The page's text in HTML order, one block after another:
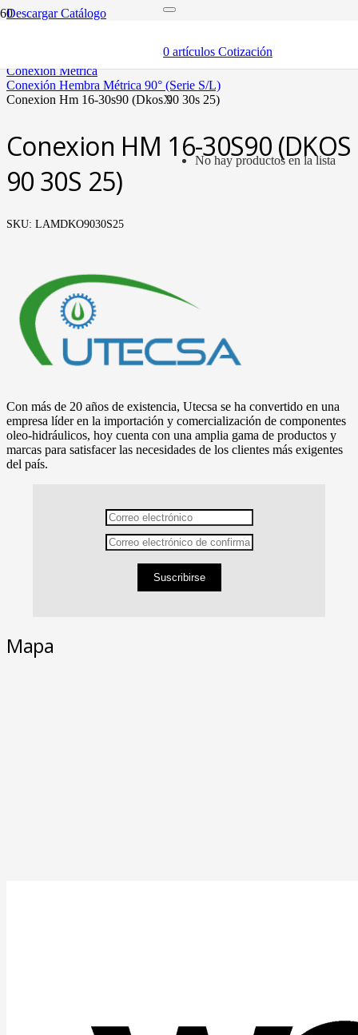
0 artículos Cotización
X
No hay productos en la lista
Descargar Catálogo
mangueras hidráulicas y fittings
conexión métrica
conexión hembra métrica 90° (serie s/l)
conexion hm 16-30s90 (dkos 90 30s 25)
Conexion HM 16-30S90 (DKOS
90 30S 25)
SKU: LAMDKO9030S25
Con más de 20 años de existencia, Utecsa se ha convertido en una
empresa líder en la importación y comercialización de componentes
oleo-hidráulicos, hoy cuenta con una amplia gama de productos y
marcas para satisfacer las necesidades de los clientes más exigentes
del país.
Suscribirse
Mapa